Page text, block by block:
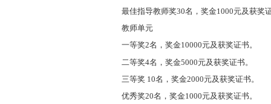
最佳指导教师奖30名，奖金1000元及获奖证
教师单元
一等奖2名，奖金10000元及获奖证书。
二等奖4名，奖金5000元及获奖证书。
三等奖 10名，奖金2000元及获奖证书。
优秀奖20名，奖金1000元及获奖证书。